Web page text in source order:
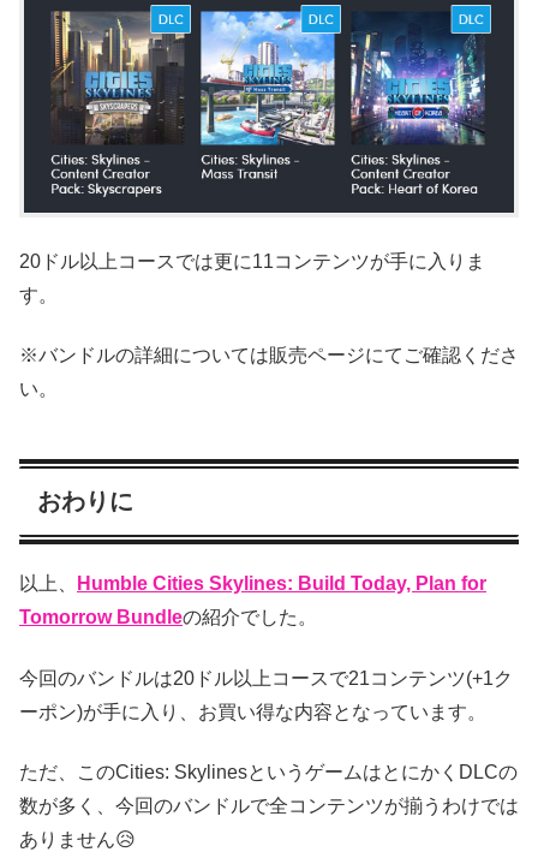
20ドル以上コースでは更に11コンテンツが手に入りま
す。
※バンドルの詳細については販売ページにてご確認くださ
い。
おわりに
以上、
Humble Cities Skylines: Build Today, Plan for
Tomorrow Bundleの紹介でした。
今回のバンドルは20ドル以上コースで21コンテンツ(+1ク
ーポン)が手に入り、お買い得な内容となっています。
ただ、このCities: SkylinesというゲームはとにかくDLCの
数が多く、今回のバンドルで全コンテンツが揃うわけでは
ありません😥